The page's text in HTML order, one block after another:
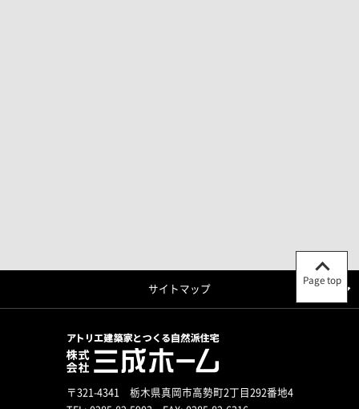
サイトマップ
〒321-4341 栃木県真岡市高勢町2丁目292番地4
Page top